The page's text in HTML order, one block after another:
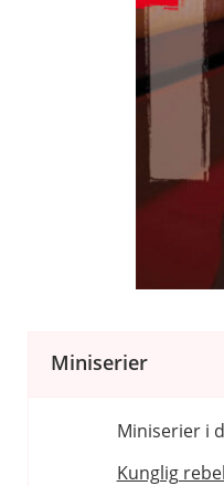
Miniserier
Miniserier i
Kunglig